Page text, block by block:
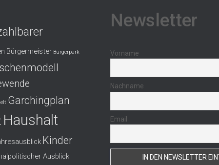
Bürgermeister Bürgerpark
Garchingplan
Haushalt
Kinder
Ausblick
Newsletter
Vorname
Nachname
Email